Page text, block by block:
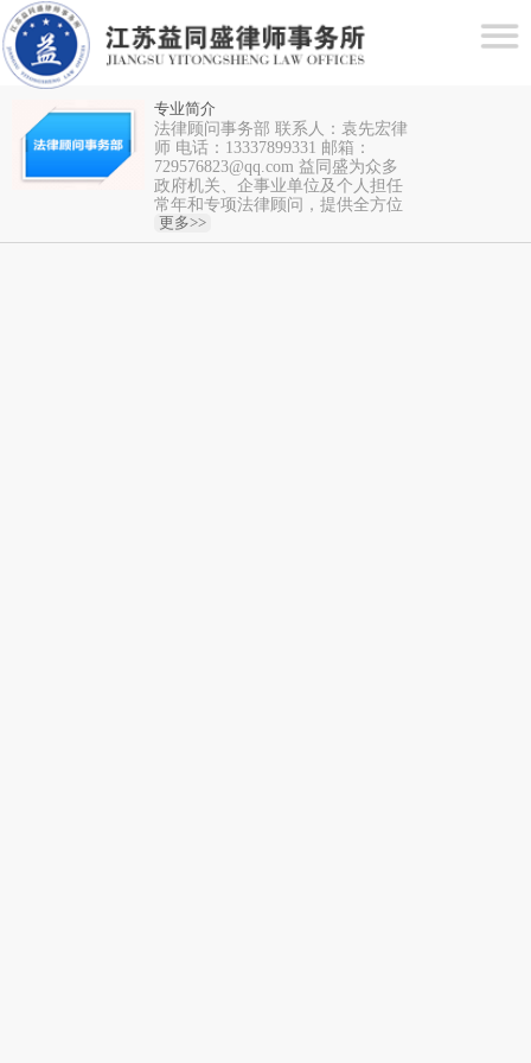
专业简介
法律顾问事务部 联系人：袁先宏律
师 电话：13337899331 邮箱：
729576823@qq.com 益同盛为众多
政府机关、企事业单位及个人担任
常年和专项法律顾问，提供全方位
的法律服务，形成了专业、务实、
成熟、操作性强的业务...
更多>>